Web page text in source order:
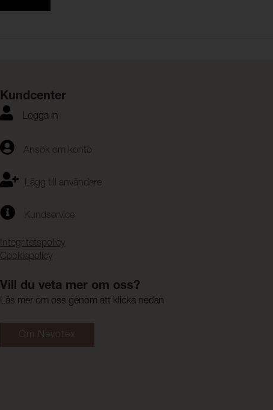
Kundcenter
Logga in
Ansök om konto
Lägg till användare
Kundservice
Integritetspolicy
Cookiepolicy
Vill du veta mer om oss?
Läs mer om oss genom att klicka nedan
Om Nevotex